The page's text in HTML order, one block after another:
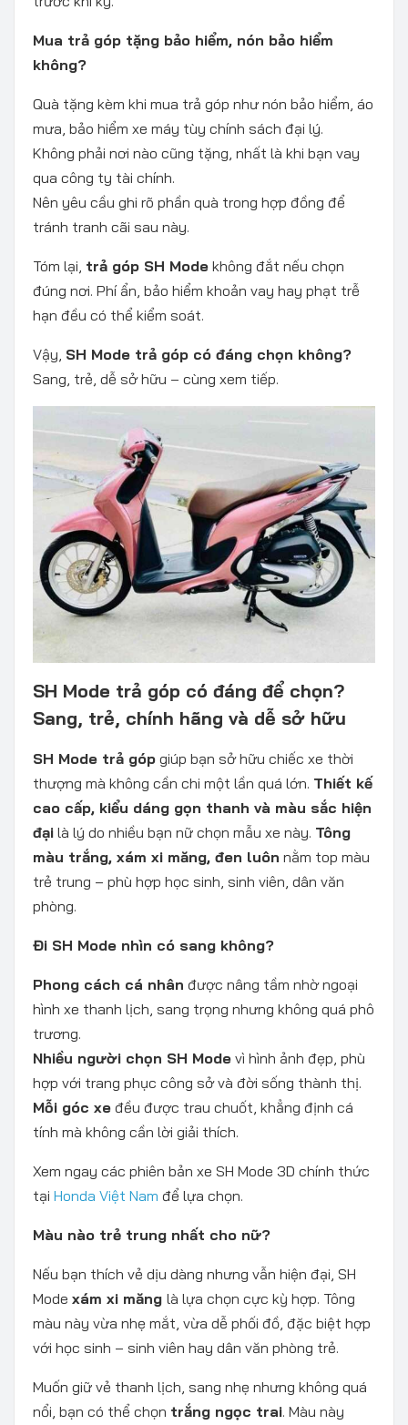
Mua trả góp tặng bảo hiểm, nón bảo hiểm
không?
Quà tặng kèm khi mua trả góp như nón bảo hiểm, áo
mưa, bảo hiểm xe máy tùy chính sách đại lý.
Không phải nơi nào cũng tặng, nhất là khi bạn vay
qua công ty tài chính.
Nên yêu cầu ghi rõ phần quà trong hợp đồng để
tránh tranh cãi sau này.
Tóm lại, trả góp SH Mode không đắt nếu chọn
đúng nơi. Phí ẩn, bảo hiểm khoản vay hay phạt trễ
hạn đều có thể kiểm soát.
Vậy, SH Mode trả góp có đáng chọn không?
Sang, trẻ, dễ sở hữu – cùng xem tiếp.
SH Mode trả góp có đáng để chọn?
Sang, trẻ, chính hãng và dễ sở hữu
SH Mode trả góp giúp bạn sở hữu chiếc xe thời
thượng mà không cần chi một lần quá lớn. Thiết kế
cao cấp, kiểu dáng gọn thanh và màu sắc hiện
đại là lý do nhiều bạn nữ chọn mẫu xe này. Tông
màu trắng, xám xi măng, đen luôn nằm top màu
trẻ trung – phù hợp học sinh, sinh viên, dân văn
phòng.
Đi SH Mode nhìn có sang không?
Phong cách cá nhân được nâng tầm nhờ ngoại
hình xe thanh lịch, sang trọng nhưng không quá phô
trương.
Nhiều người chọn SH Mode vì hình ảnh đẹp, phù
hợp với trang phục công sở và đời sống thành thị.
Mỗi góc xe đều được trau chuốt, khẳng định cá
tính mà không cần lời giải thích.
Xem ngay các phiên bản xe SH Mode 3D chính thức
tại Honda Việt Nam để lựa chọn.
Màu nào trẻ trung nhất cho nữ?
Nếu bạn thích vẻ dịu dàng nhưng vẫn hiện đại, SH
Mode xám xi măng là lựa chọn cực kỳ hợp. Tông
màu này vừa nhẹ mắt, vừa dễ phối đồ, đặc biệt hợp
với học sinh – sinh viên hay dân văn phòng trẻ.
Muốn giữ vẻ thanh lịch, sang nhẹ nhưng không quá
nổi, bạn có thể chọn trắng ngọc trai. Màu này